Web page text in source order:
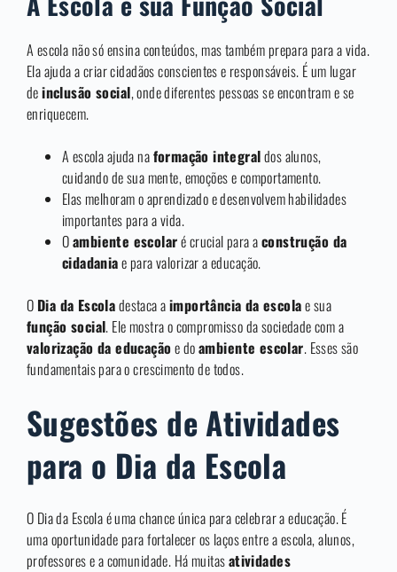
A escola não só ensina conteúdos, mas também prepara para a vida.
Ela ajuda a criar cidadãos conscientes e responsáveis. É um lugar
deinclusão social, onde diferentes pessoas se encontram e se
enriquecem.
A escola ajuda naformação integraldos alunos,
cuidando de sua mente, emoções e comportamento.
Elas melhoram o aprendizado e desenvolvem habilidades
importantes para a vida.
Oambiente escolaré crucial para aconstrução da
cidadaniae para valorizar a educação.
O Dia da Escoladestaca aimportância da escolae sua
função social. Ele mostra o compromisso da sociedade com a
valorização da educaçãoe doambiente escolar. Esses são
fundamentais para o crescimento de todos.
Sugestões de Atividades
para o Dia da Escola
O Dia da Escola é uma chance única para celebrar a educação. É
uma oportunidade para fortalecer os laços entre a escola, alunos,
professores e a comunidade. Há muitasatividades